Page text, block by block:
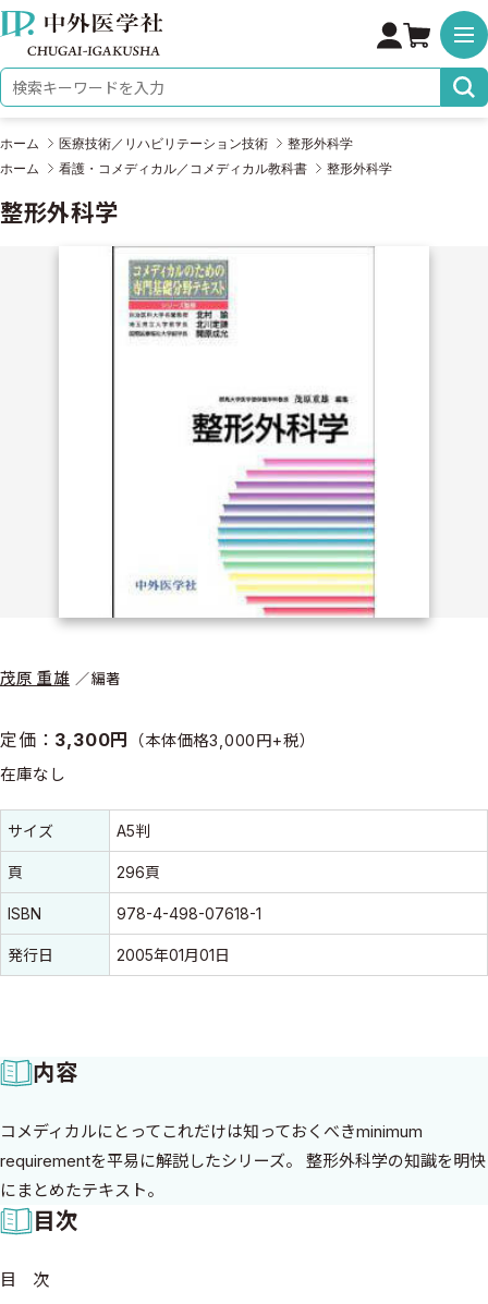
株式会社 中外医学社
検索キーワード
ホーム 医療技術／リハビリテーション技術
整形外科学
ホーム
看護・コメディカル／コメディカル教科書 整形外科学
整形外科学
茂原 重雄 編著
定価： 3,300円 （本体価格3,000円+税）
在庫なし
書誌情報
書誌情報
サイズ A5判
頁 296頁
ISBN 978-4-498-07618-1
発行日 2005年01月01日
内容
コメディカルにとってこれだけは知っておくべきminimum
requirementを平易に解説したシリーズ。 整形外科学の知識を明快
にまとめたテキスト。
目次
目 次